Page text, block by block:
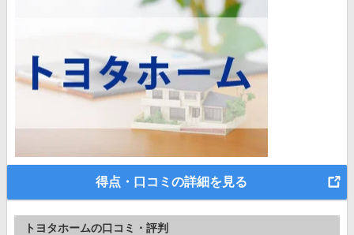
得点・口コミの詳細を見る
トヨタホームの口コミ・評判